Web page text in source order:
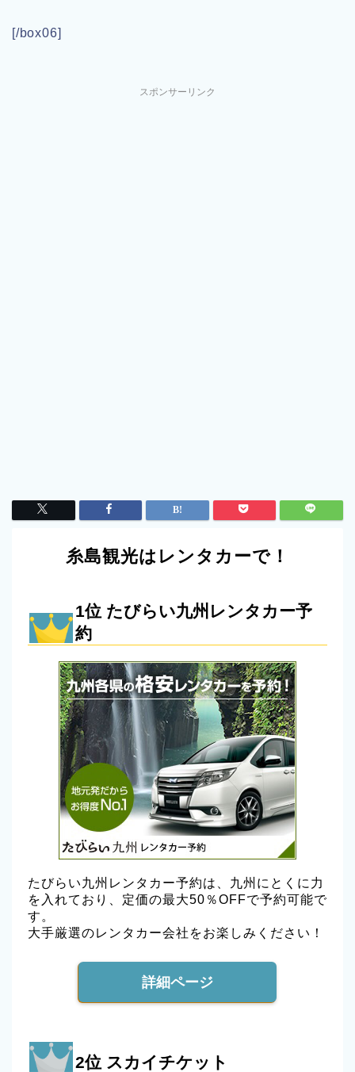
[/box06]
スポンサーリンク
糸島観光はレンタカーで！
1位 たびらい九州レンタカー予
約
たびらい九州レンタカー予約は、九州にとくに力
を入れており、定価の最大50％OFFで予約可能で
す。
大手厳選のレンタカー会社をお楽しみください！
詳細ページ
2位 スカイチケット